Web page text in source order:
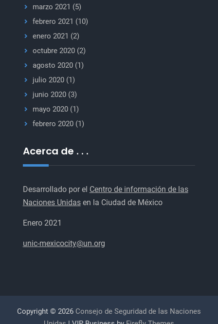
marzo 2021 (5)
febrero 2021 (10)
enero 2021 (2)
octubre 2020(2)
agosto 2020(1)
julio 2020(1)
junio 2020(3)
mayo 2020(1)
febrero 2020(1)
Acerca de . . .
Desarrollado por el Centro de información de las
Naciones Unidasen la Ciudad de México
Enero 2021
unic-mexicocity@un.org
Copyright © 2026 Consejo de Seguridad de las Naciones